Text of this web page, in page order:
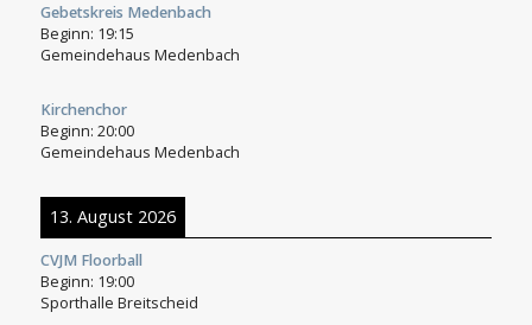
Gebetskreis Medenbach
Beginn: 19:15
Gemeindehaus Medenbach
Kirchenchor
Beginn: 20:00
Gemeindehaus Medenbach
13. August 2026
CVJM Floorball
Beginn: 19:00
Sporthalle Breitscheid